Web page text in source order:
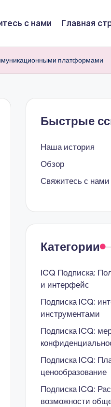
с нами Главная
платформами
Быстрые
Наша история
Обзор
Свяжитесь с нами
Категории
ICQ Подписка:
и интерфейс
Подписка ICQ:
инструментами
Подписка ICQ:
Подписка ICQ:
ценообразование
Подписка ICQ:
возможности